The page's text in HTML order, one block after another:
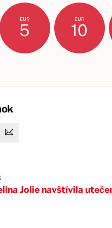
EUR
5
EUR
10
Jolie navštívila